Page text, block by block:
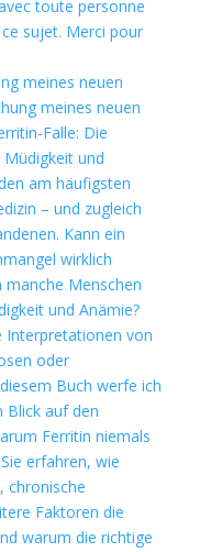
meines neuen